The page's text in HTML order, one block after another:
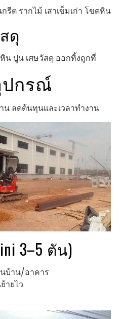
รีต รากไม้ เสาเข็มเก่า โขดหิน
ดุ
น ปูน เศษวัสดุ ออกทิ้งถูกที่
ปกรณ์
น ลดต้นทุนและเวลาทำงาน
3–5 ตัน)
บ้าน/อาคาร
ายไว